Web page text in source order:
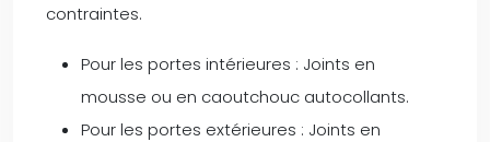
contraintes.
Pour les portes intérieures : Joints en
mousse ou en caoutchouc autocollants.
Pour les portes extérieures : Joints en